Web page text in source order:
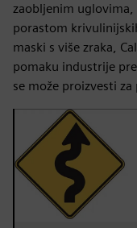
zaobljenim uglovima,
porastom
maski s više zraka,
pomaku industrije
se može proizvesti za